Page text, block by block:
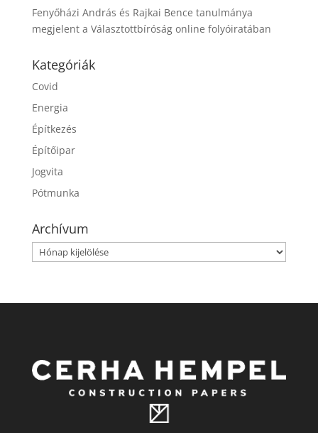
Fenyőházi András és Rajkai Bence tanulmánya
megjelent a Választottbíróság online folyóiratában
Kategóriák
Covid
Energia
Építkezés
Építőipar
Jogvita
Pótmunka
Archívum
Archívum